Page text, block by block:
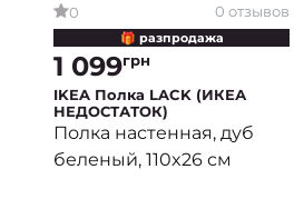
0 0 отзывов
🎁 разпродажа
1 099грн
IKEA Полка LACK (ИКЕА
НЕДОСТАТОК)
Полка настенная, дуб
беленый, 110x26 см